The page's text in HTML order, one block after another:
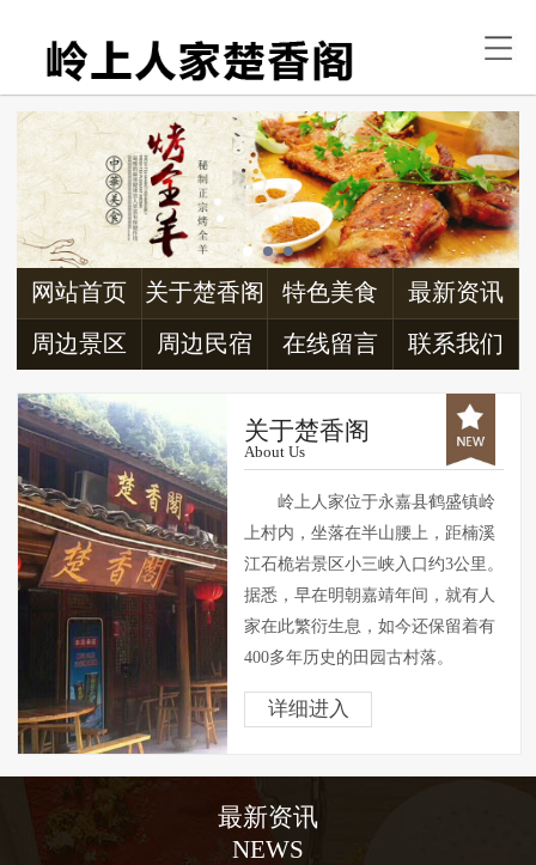
关于楚香阁
特色美食
最新资讯
周边景区
周边民宿
网站首页 关于楚香阁 特色美食 最新资讯
周边景区 周边民宿 在线留言 联系我们
关于楚香阁
About Us
岭上人家位于永嘉县鹤盛镇岭
上村内，坐落在半山腰上，距楠溪
江石桅岩景区小三峡入口约3公里。
据悉，早在明朝嘉靖年间，就有人
家在此繁衍生息，如今还保留着有
400多年历史的田园古村落。
岭上人家背山面溪，四周山色
青翠欲滴，空气清新异常，素有“天
村内房屋外观一仍其旧，显得朴素
大方，屋内却经过精心改造，已成
茶肆客会。是问茶歇脚和享受腊洒
详细进入
最新资讯
NEWS